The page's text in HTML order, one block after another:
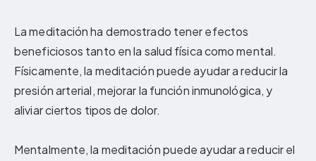
La meditación ha demostrado tener efectos
beneficiosos tanto en la salud física como mental.
Físicamente, la meditación puede ayudar a reducir la
presión arterial, mejorar la función inmunológica, y
aliviar ciertos tipos de dolor.
Mentalmente, la meditación puede ayudar a reducir el